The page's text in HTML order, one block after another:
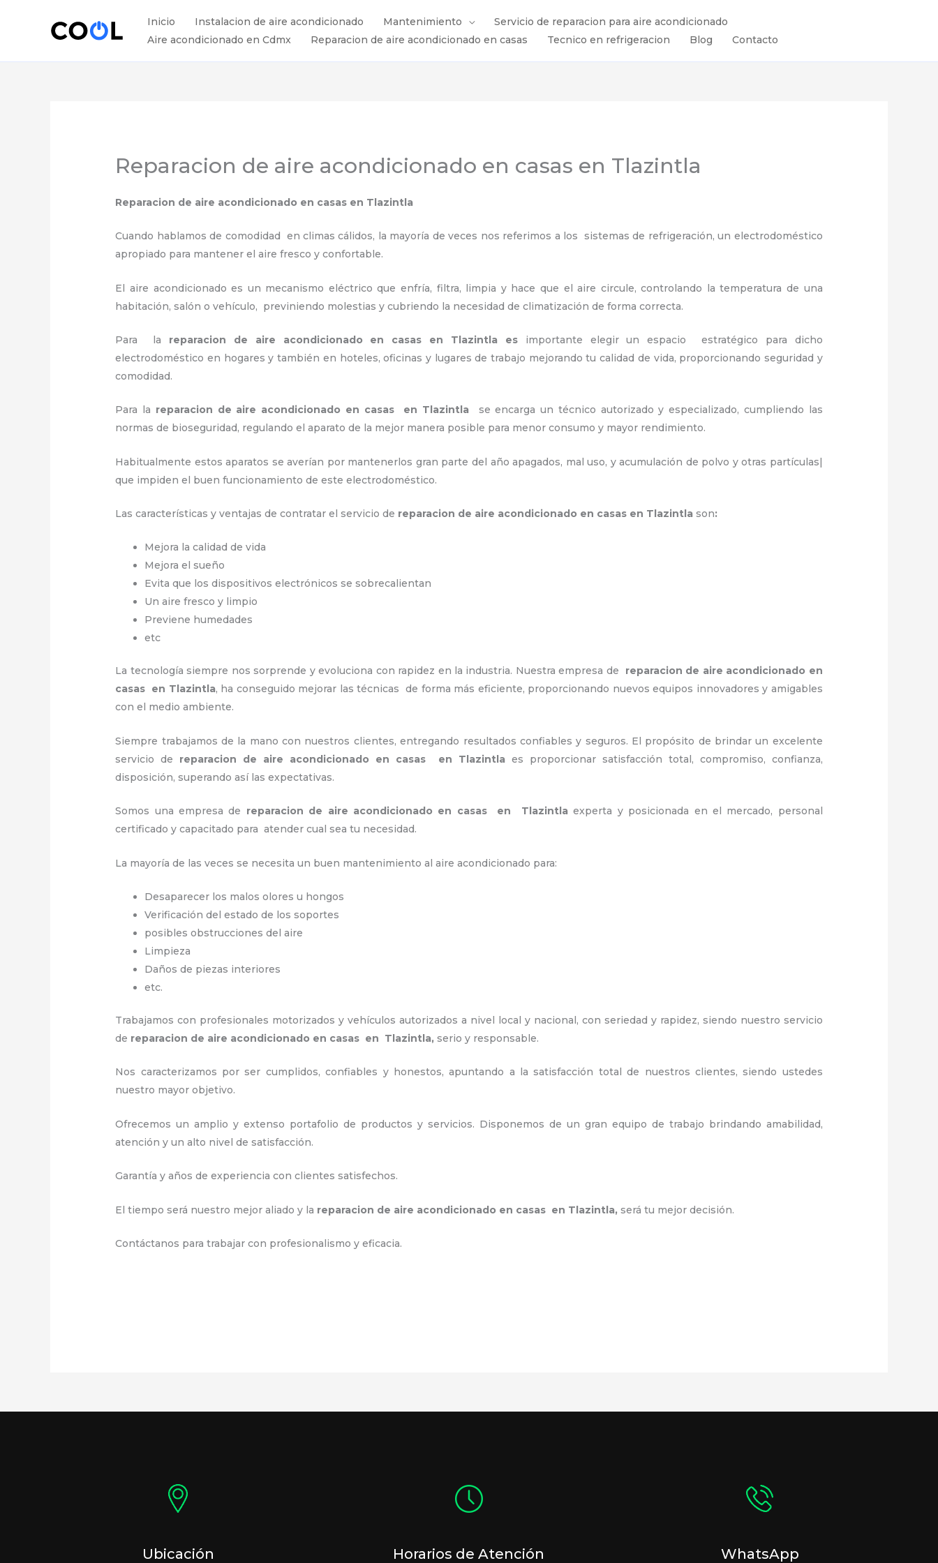
Inicio Instalacion de aire acondicionado Mantenimiento
Servicio de reparacion para aire acondicionado
Aire acondicionado en Cdmx
Reparacion de aire acondicionado en casas Tecnico en refrigeracion Blog Contacto
Reparacion de aire acondicionado en casas en Tlazintla
Reparacion de aire acondicionado en casas en Tlazintla
Cuando hablamos de comodidad en climas cálidos, la mayoría de veces nos referimos a los sistemas de refrigeración, un electrodoméstico
apropiado para mantener el aire fresco y confortable.
El aire acondicionado es un mecanismo eléctrico que enfría, filtra, limpia y hace que el aire circule, controlando la temperatura de una
habitación, salón o vehículo, previniendo molestias y cubriendo la necesidad de climatización de forma correcta.
Para la reparacion de aire acondicionado en casas en Tlazintla es importante
elegir un espacio estratégico para dicho
electrodoméstico en hogares y también en hoteles, oficinas y lugares de trabajo mejorando tu calidad de vida, proporcionando seguridad y
comodidad.
Para la reparacion de aire acondicionado en casas en Tlazintla
se encarga un técnico autorizado y especializado, cumpliendo las
normas de bioseguridad, regulando el aparato de la mejor manera posible para menor consumo y mayor rendimiento.
Habitualmente estos aparatos se averían por mantenerlos gran parte del año apagados, mal uso, y acumulación de polvo y otras partículas|
que impiden el buen funcionamiento de este electrodoméstico.
Las características y ventajas de contratar el servicio de reparacion de aire acondicionado en casas en Tlazintlason:
Mejora la calidad de vida
Mejora el sueño
Evita que los dispositivos electrónicos se sobrecalientan
Un aire fresco y limpio
Previene humedades
etc
La tecnología siempre nos sorprende y evoluciona con rapidez en la industria. Nuestra empresa de reparacion de aire acondicionado en
casas en Tlazintla, ha conseguido mejorar las técnicas de forma más eficiente, proporcionando nuevos equipos innovadores y amigables
con el medio ambiente.
Siempre trabajamos de la mano con nuestros clientes, entregando resultados confiables y seguros. El propósito de brindar un excelente
servicio de reparacion de aire acondicionado en casas en Tlazintla es proporcionar satisfacción total, compromiso, confianza,
disposición, superando así las expectativas.
Somos una empresa de reparacion de aire acondicionado en casas en Tlazintla experta y posicionada en el mercado, personal
certificado y capacitado para atender cual sea tu necesidad.
La mayoría de las veces se necesita un buen mantenimiento al aire acondicionado para:
Desaparecer los malos olores u hongos
Verificación del estado de los soportes
posibles obstrucciones del aire
Limpieza
Daños de piezas interiores
etc.
Trabajamos con profesionales motorizados y vehículos autorizados a nivel local y nacional, con seriedad y rapidez, siendo nuestro servicio
de reparacion de aire acondicionado en casas en Tlazintla,serio y responsable.
Nos caracterizamos por ser cumplidos, confiables y honestos, apuntando a la satisfacción total de nuestros clientes, siendo ustedes
nuestro mayor objetivo.
Ofrecemos un amplio y extenso portafolio de productos y servicios. Disponemos de un gran equipo de trabajo brindando amabilidad,
atención y un alto nivel de satisfacción.
Garantía y años de experiencia con clientes satisfechos.
El tiempo será nuestro mejor aliado y la reparacion de aire acondicionado en casas en Tlazintla,será tu mejor decisión.
Contáctanos para trabajar con profesionalismo y eficacia.
Ubicación Horarios de Atención WhatsApp